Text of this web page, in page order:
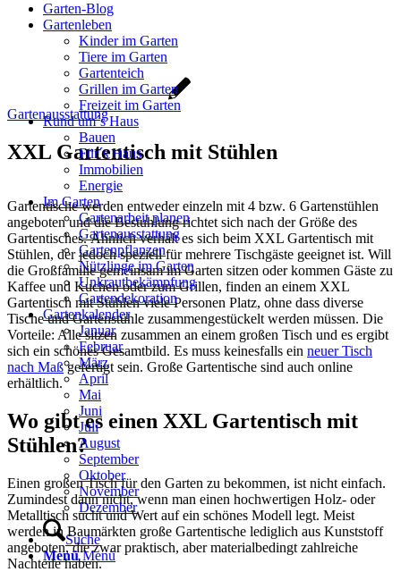
Garten-Blog
Gartenleben
Kinder im Garten
Tiere im Garten
Gartenteich
Grillen im Garten
Freizeit im Garten
Rund um´s Haus
Bauen
Für´s Haus
Immobilien
Energie
Im Garten
Gartenarbeit planen
Gartenausstattung
Gartenpflanzen
Nützlinge im Garten
Unkrautbekämpfung
Gartendekoration
Gartenkalender
Januar
Februar
März
April
Mai
Juni
Juli
August
September
Oktober
November
Dezember
Suche
Menü Menü
Gartenausstattung
XXL Gartentisch mit Stühlen
Gartentische werden entweder einzeln mit 4 bzw. 6 Gartenstühlen
angeboten und die Bestuhlung richtet sich nach der Größe des
Gartentisches. Ähnlich verhält es sich beim XXL Gartentisch mit
Stühlen, der jedoch speziell für mehrere Tischgäste geeignet ist. Will
die Großfamilie gemeinsam im Garten sitzen oder kommen Gäste zu
Kaffee und Kuchen oder zum Grillen, finden an einem XXL
Gartentisch mit Stühlen viele Personen Platz, ohne dass diverse
Tische und Gartenstühle zusammengestückelt werden müssen. Die
Vorteile: Alle sitzen zusammen an einem großen Tisch und es ergibt
sich ein schönes Gesamtbild. Es muss keinesfalls ein neuer Tisch
nach Maßgefertigt sein. Große Gartentische sind auch online
erhältlich.
Wo gibt es einen XXL Gartentisch mit
Stühlen?
Einen großen Tisch für den Garten zu bekommen, ist nicht einfach.
Zumindest dann nicht, wenn man einen hochwertigen Holz- oder
Metalltisch sucht und Wert auf ein schönes Modell legt. Meist
werden in Baumärkten große Gartentische lediglich aus Kunststoff
angeboten, die zwar praktisch, aber materialbedingt zahlreiche
Nachteile haben.